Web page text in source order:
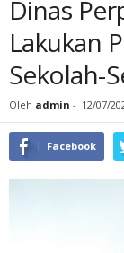
Dinas
Lakukan
Sekolah-
Oleh admin - 12/07/
Facebook